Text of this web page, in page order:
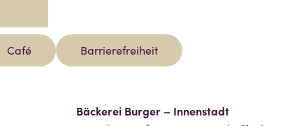
Café Barrierefreiheit
Bäckerei Burger – Innenstadt